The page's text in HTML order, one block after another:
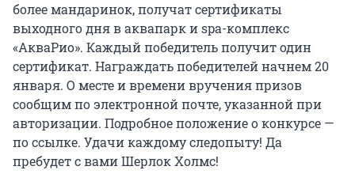
более мандаринок, получат сертификаты
выходного дня в аквапарк и spa-комплекс
«АкваРио». Каждый победитель получит один
сертификат. Награждать победителей начнем 20
января. О месте и времени вручения призов
сообщим по электронной почте, указанной при
авторизации. Подробное положение о конкурсе —
по ссылке. Удачи каждому следопыту! Да
пребудет с вами Шерлок Холмс!